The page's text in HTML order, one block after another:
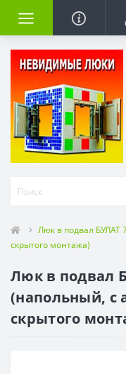
Люк в подвал БУЛАТ
скрытого монтажа)
Люк в подвал
(напольный, с
скрытого